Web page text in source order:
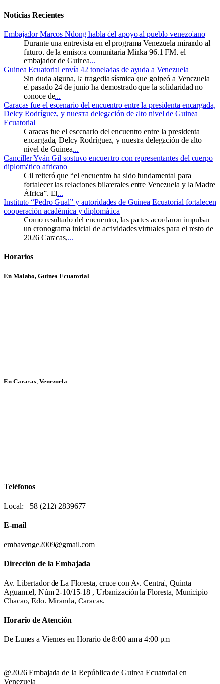
Noticias Recientes
Embajador Marcos Ndong habla del apoyo al pueblo venezolano
Durante una entrevista en el programa Venezuela mirando al
futuro, de la emisora comunitaria Minka 96.1 FM, el
embajador de Guinea...
Guinea Ecuatorial envía 42 toneladas de ayuda a Venezuela
Sin duda alguna, la tragedia sísmica que golpeó a Venezuela
el pasado 24 de junio ha demostrado que la solidaridad no
conoce de...
Caracas fue el escenario del encuentro entre la presidenta encargada,
Delcy Rodríguez, y nuestra delegación de alto nivel de Guinea
Ecuatorial
Caracas fue el escenario del encuentro entre la presidenta
encargada, Delcy Rodríguez, y nuestra delegación de alto
nivel de Guinea...
Canciller Yván Gil sostuvo encuentro con representantes del cuerpo
diplomático africano
Gil reiteró que “el encuentro ha sido fundamental para
fortalecer las relaciones bilaterales entre Venezuela y la Madre
África”. El...
Instituto “Pedro Gual” y autoridades de Guinea Ecuatorial fortalecen
cooperación académica y diplomática
Como resultado del encuentro, las partes acordaron impulsar
un cronograma inicial de actividades virtuales para el resto de
2026 Caracas,...
Horarios
En Malabo, Guinea Ecuatorial
En Caracas, Venezuela
Teléfonos
Local: +58 (212) 2839677
E-mail
embavenge2009@gmail.com
Dirección de la Embajada
Av. Libertador de La Floresta, cruce con Av. Central, Quinta
Aguamiel, Núm 2-10/15-18 , Urbanización la Floresta, Municipio
Chacao, Edo. Miranda, Caracas.
Horario de Atención
De Lunes a Viernes en Horario de 8:00 am a 4:00 pm
@2026 Embajada de la República de Guinea Ecuatorial en
Venezuela